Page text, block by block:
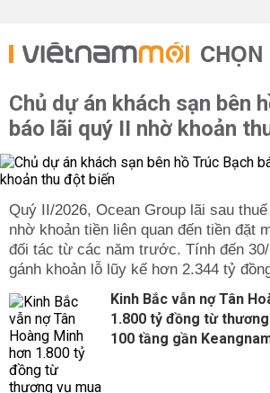
CHỌN
Chủ dự án khách sạn bên
báo lãi quý II nhờ khoản
Quý II/2026, Ocean Group lãi sau
nhờ khoản tiền liên quan đến tiền đặt
đối tác từ các năm trước. Tính đến
gánh khoản lỗ lũy kế hơn 2.344 tỷ
Kinh Bắc vẫn nợ Tân
1.800 tỷ đồng từ
100 tầng gần